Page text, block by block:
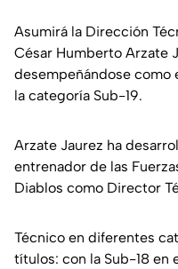
Asumirá la Dirección
César Humberto Arzate
desempeñándose como
la categoría Sub-19.
Arzate Jaurez ha
entrenador de las
Diablos como Director
Técnico en diferentes
títulos: con la Sub-18 en